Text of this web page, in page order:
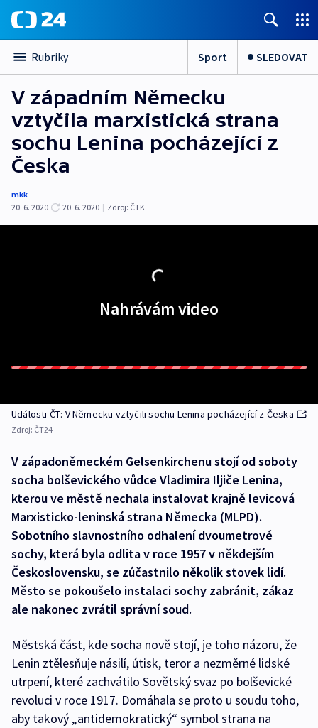
Rubriky Sport SLEDOVAT
V západním Německu
vztyčila marxistická strana
sochu Lenina pocházející z
Česka
mkk
20. 6. 2020
20. 6. 2020 | Zdroj: ČTK
Nahrávám video
Události ČT: V Německu vztyčili sochu Lenina pocházející z Česka
Zdroj: ČT24
V západoněmeckém Gelsenkirchenu stojí od soboty
socha bolševického vůdce Vladimira Iljiče Lenina,
kterou ve městě nechala instalovat krajně levicová
Marxisticko-leninská strana Německa (MLPD).
Sobotního slavnostního odhalení dvoumetrové
sochy, která byla odlita v roce 1957 v někdejším
Československu, se zúčastnilo několik stovek lidí.
Město se pokoušelo instalaci sochy zabránit, zákaz
ale nakonec zvrátil správní soud.
Městská část, kde socha nově stojí, je toho názoru, že
Lenin ztělesňuje násilí, útisk, teror a nezměrné lidské
utrpení, které zachvátilo Sovětský svaz po bolševické
revoluci v roce 1917. Domáhala se proto u soudu toho,
aby takový „antidemokratický“ symbol strana na